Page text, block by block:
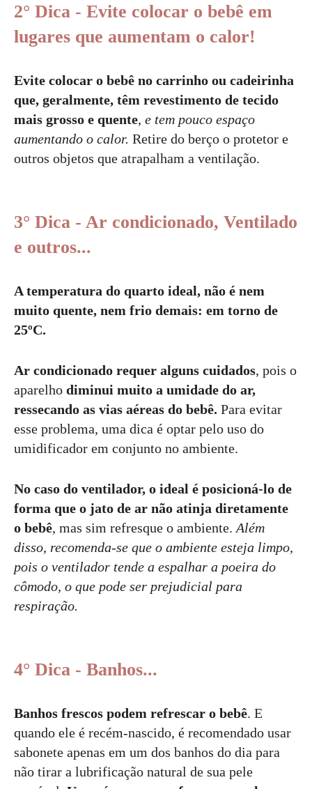
2° Dica - Evite colocar o bebê em
lugares que aumentam o calor!
Evite colocar o bebê no carrinho ou cadeirinha
que, geralmente, têm revestimento de tecido
mais grosso e quente, e tem pouco espaço
aumentando o calor. Retire do berço o protetor e
outros objetos que atrapalham a ventilação.
3° Dica - Ar condicionado, Ventilado
e outros...
A temperatura do quarto ideal, não é nem
muito quente, nem frio demais: em torno de
25ºC.
Ar condicionado requer alguns cuidados, pois o
aparelho diminui muito a umidade do ar,
ressecando as vias aéreas do bebê. Para evitar
esse problema, uma dica é optar pelo uso do
umidificador em conjunto no ambiente.
No caso do ventilador, o ideal é posicioná-lo de
forma que o jato de ar não atinja diretamente
o bebê, mas sim refresque o ambiente. Além
disso, recomenda-se que o ambiente esteja limpo,
pois o ventilador tende a espalhar a poeira do
cômodo, o que pode ser prejudicial para
respiração.
4° Dica - Banhos...
Banhos frescos podem refrescar o bebê. E
quando ele é recém-nascido, é recomendado usar
sabonete apenas em um dos banhos do dia para
não tirar a lubrificação natural de sua pele